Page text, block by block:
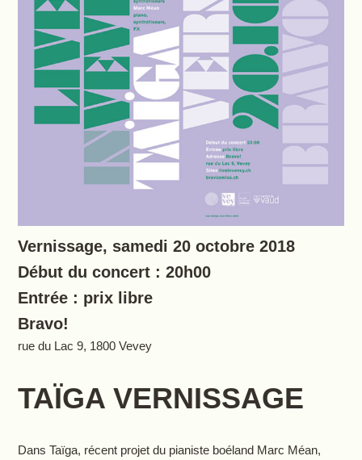
Vernissage, samedi 20 octobre 2018
Début du concert : 20h00
Entrée : prix libre
Bravo!
rue du Lac 9, 1800 Vevey
TAÏGA VERNISSAGE
Dans Taïga, récent projet du pianiste boéland Marc Méan,